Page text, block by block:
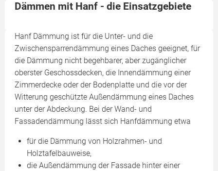
Dämmen mit Hanf - die Einsatzgebiete
Hanf Dämmung ist für die Unter- und die
Zwischensparrendämmung eines Daches geeignet, für
die Dämmung nicht begehbarer, aber zugänglicher
oberster Geschossdecken, die Innendämmung einer
Zimmerdecke oder der Bodenplatte und die vor der
Witterung geschützte Außendämmung eines Daches
unter der Abdeckung. Bei der Wand- und
Fassadendämmung lässt sich Hanfdämmung etwa
für die Dämmung von Holzrahmen- und
Holztafelbauweise,
die Außendämmung der Fassade hinter einer